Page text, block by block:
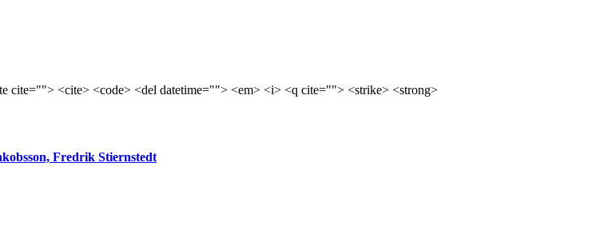
<cite> <code> <del datetime=""> <em> <i> <q cite=""> <strike> <strong>
Fredrik Stiernstedt